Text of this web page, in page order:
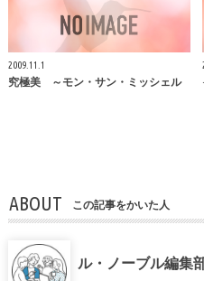
2009.11.1
究極美 ～モン・サン・ミッシェル
ABOUT この記事をかいた人
ル・ノーブル編集